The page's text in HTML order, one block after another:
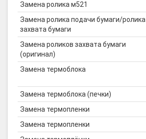
Замена ролика м521
Замена ролика подачи бумаги/ролика
захвата бумаги
Замена роликов захвата бумаги
(оригинал)
Замена термоблока
Замена термоблока (печки)
Замена термопленки
Замена термопленки